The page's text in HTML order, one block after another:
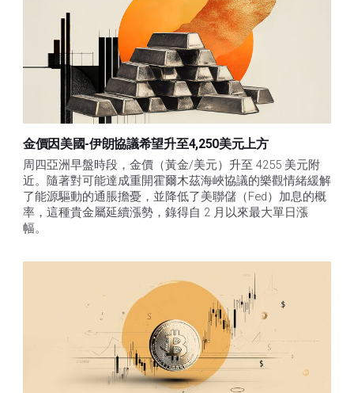
金價因美國-伊朗協議希望升至4,250美元上方
周四亞洲早盤時段，金價（黃金/美元）升至 4255 美元附
近。隨著對可能達成重開霍爾木茲海峽協議的樂觀情緒緩解
了能源驅動的通脹擔憂，並降低了美聯儲（Fed）加息的概
率，這種貴金屬延續漲勢，錄得自 2 月以來最大單日漲
幅。